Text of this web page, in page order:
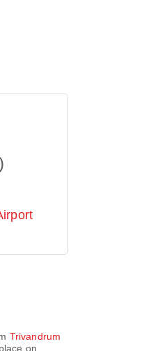
Trivandrum
on